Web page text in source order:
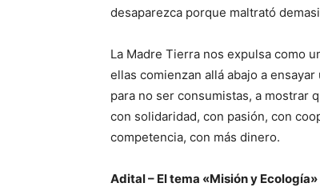
desaparezca porque maltrató
La Madre Tierra nos expulsa como
ellas comienzan allá abajo a
para no ser consumistas, a mostrar
con solidaridad, con pasión, con
competencia, con más dinero.
Adital – El tema «Misión y